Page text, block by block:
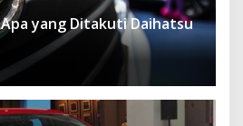
Apa yang Ditakuti Daihatsu